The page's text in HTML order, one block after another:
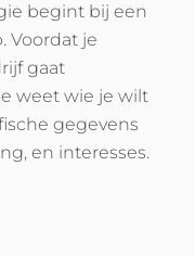
begint bij een
Voordat je
gaat
weet wie je wilt
gegevens
en interesses.